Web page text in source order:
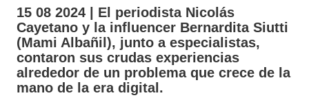
15 08 2024 | El periodista Nicolás
Cayetano y la influencer Bernardita Siutti
(Mami Albañil), junto a especialistas,
contaron sus crudas experiencias
alrededor de un problema que crece de la
mano de la era digital.